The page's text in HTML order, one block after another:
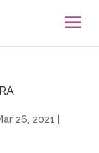
26, 2021